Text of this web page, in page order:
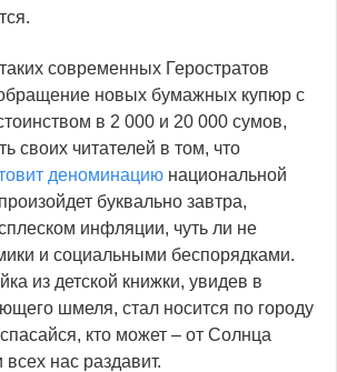
современных Геростратов
новых бумажных купюр с
в 2 000 и 20 000 сумов,
своих читателей в том, что
деноминацию национальной
буквально завтра,
инфляции, чуть ли не
и социальными беспорядками.
из детской книжки, увидев в
шмеля, стал носится по городу
кто может – от Солнца
всех нас раздавит.